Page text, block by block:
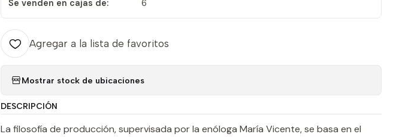
Se venden en cajas de: 6
Agregar a la lista de favoritos
Mostrar stock de ubicaciones
DESCRIPCIÓN
La filosofía de producción, supervisada por la enóloga María Vicente, se basa en el